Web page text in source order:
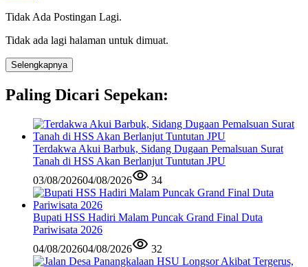
Tidak Ada Postingan Lagi.
Tidak ada lagi halaman untuk dimuat.
Selengkapnya
Paling Dicari Sepekan:
Terdakwa Akui Barbuk, Sidang Dugaan Pemalsuan Surat
Tanah di HSS Akan Berlanjut Tuntutan JPU
03/08/202604/08/2026 34
Bupati HSS Hadiri Malam Puncak Grand Final Duta
Pariwisata 2026
04/08/202604/08/2026 32